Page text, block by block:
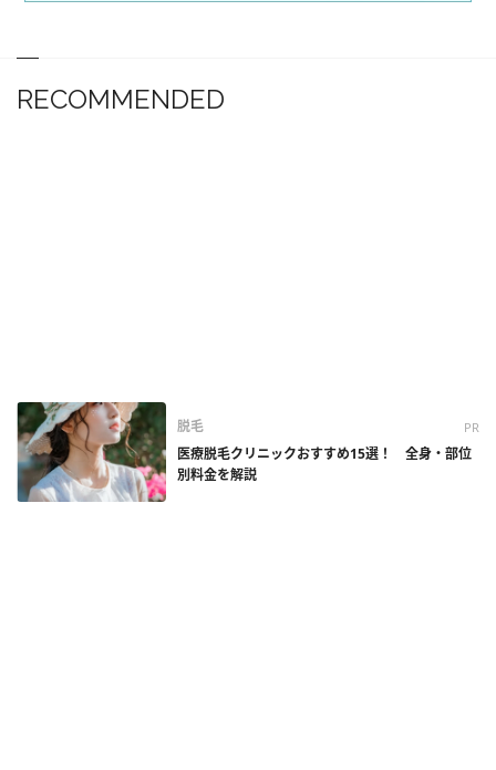
RECOMMENDED
脱毛 PR
医療脱毛クリニックおすすめ15選！ 全身・部位
別料金を解説